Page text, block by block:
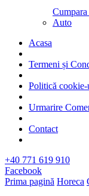
Auto
Acasa
Termeni și
Politică cookie-
Urmarire
Contact
+40 771 619 910
Facebook
Prima pagină Horeca